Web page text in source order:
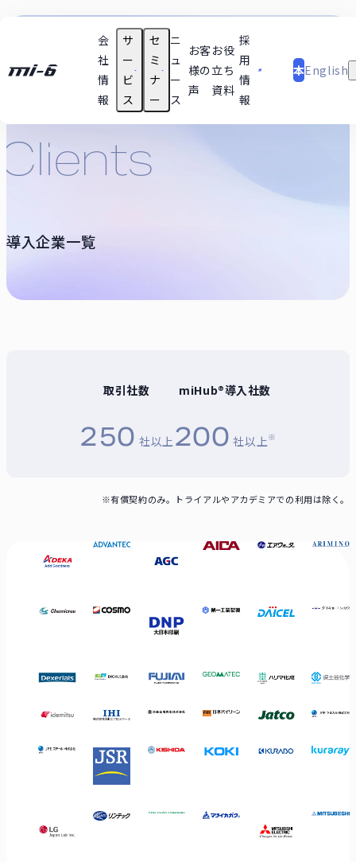
会
社
情
報
サ
ー
ビ
ス
セ
ミ
ナ
ー
ニ
ュ
ー
ス
お客
様の
声
お役
立ち
資料
採
用
情
報
本English
Clients
導入企業一覧
取引社数
250 社以上
miHub®導入社数
200 社以上※
※有償契約のみ。トライアルやアカデミアでの利用は除く。
支援テーマ実績
技術
セミナー動画